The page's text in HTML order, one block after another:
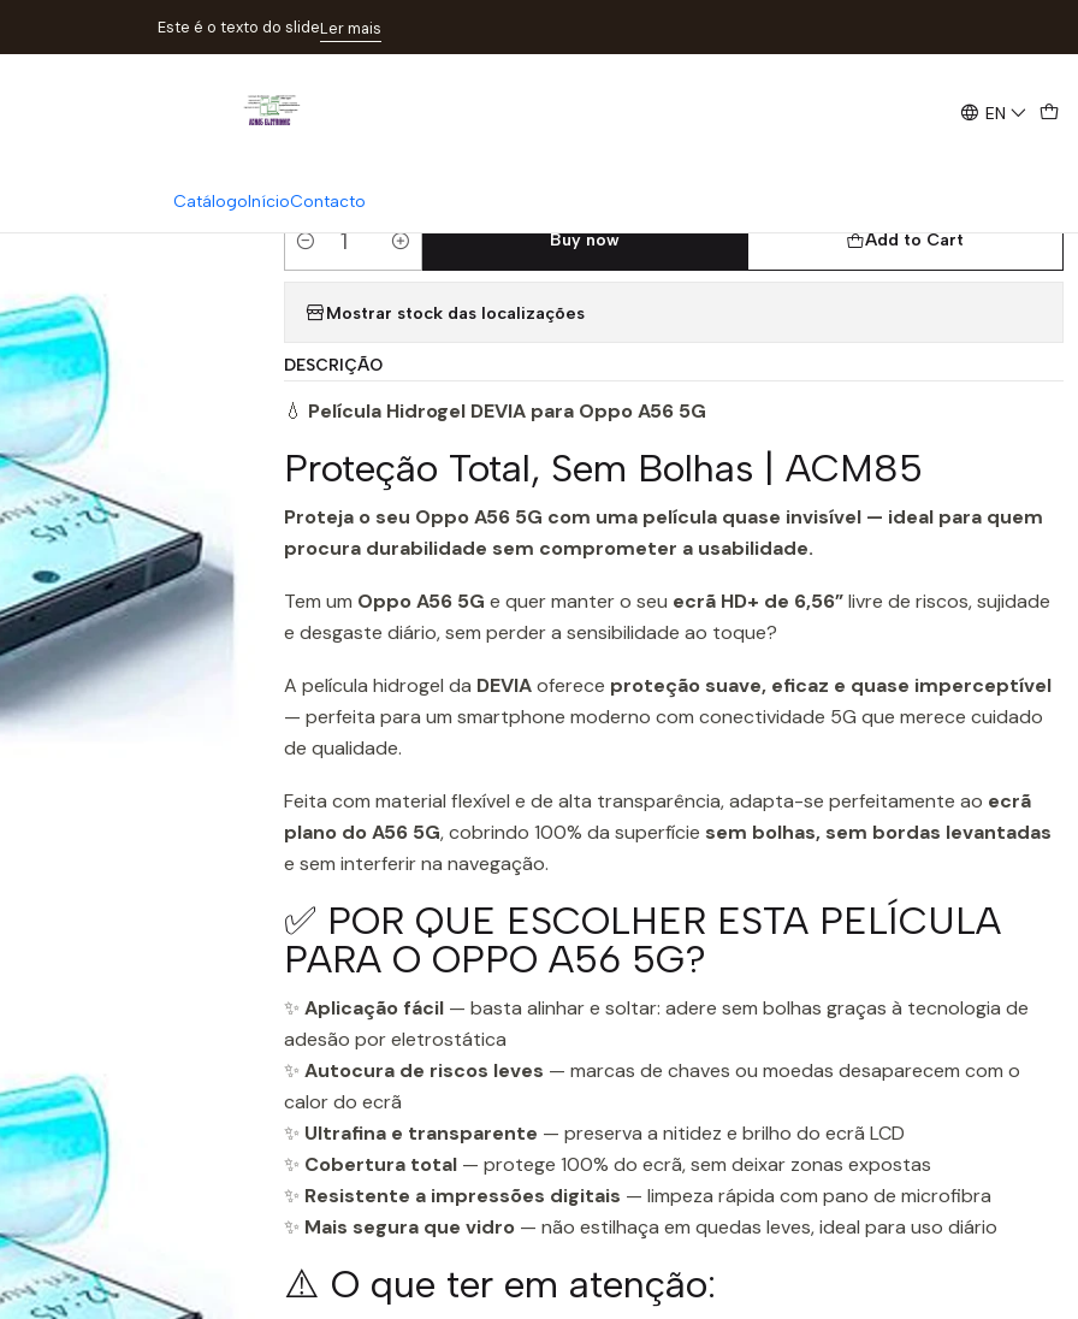
EN
CatálogoInícioContacto
Este é o texto do slideLer mais
Película Hidrogel Devia para Oppo A56 5G | Proteção Total, Sem Bolhas | ACM85
|
Película Hidrogel Devia para Oppo A56 5G |
Quantity
Add to Cart
Buy now
Mostrar stock das localizações
DESCRIÇÃO
💧 Película Hidrogel DEVIA para Oppo A56 5G
Proteção Total, Sem Bolhas | ACM85
Proteja o seu Oppo A56 5G com uma película quase invisível — ideal para quem
procura durabilidade sem comprometer a usabilidade.
Tem um Oppo A56 5G e quer manter o seu ecrã HD+ de 6,56”livre de riscos, sujidade
e desgaste diário, sem perder a sensibilidade ao toque?
A película hidrogel da DEVIAoferece proteção suave, eficaz e quase imperceptível
— perfeita para um smartphone moderno com conectividade 5G que merece cuidado
de qualidade.
Feita com material flexível e de alta transparência, adapta-se perfeitamente ao ecrã
plano do A56 5G, cobrindo 100% da superfície sem bolhas, sem bordas levantadas
e sem interferir na navegação.
✅ POR QUE ESCOLHER ESTA PELÍCULA
PARA O OPPO A56 5G?
✨ Aplicação fácil — basta alinhar e soltar: adere sem bolhas graças à tecnologia de
adesão por eletrostática
✨ Autocura de riscos leves — marcas de chaves ou moedas desaparecem com o
calor do ecrã
✨ Ultrafina e transparente — preserva a nitidez e brilho do ecrã LCD
✨ Cobertura total — protege 100% do ecrã, sem deixar zonas expostas
✨ Resistente a impressões digitais — limpeza rápida com pano de microfibra
✨ Mais segura que vidro — não estilhaça em quedas leves, ideal para uso diário
⚠️ O que ter em atenção: